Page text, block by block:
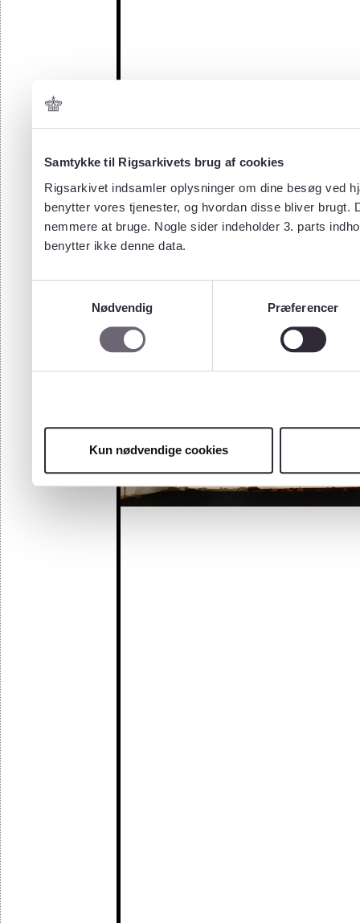
Samtykke til Rigsarkivets brug af cookies
Rigsarkivet indsamler oplysninger om dine besøg ved
benytter vores tjenester, og hvordan disse bliver
nemmere at bruge. Nogle sider indeholder 3. parts
benytter ikke denne data.
Nødvendig
Præferencer
Kun nødvendige cookies